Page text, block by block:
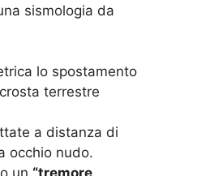
sismologia da
lo spostamento
terrestre
a distanza di
occhio nudo.